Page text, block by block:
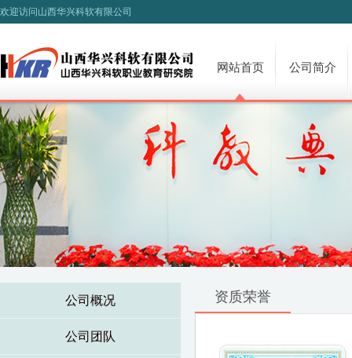
欢迎访问山西华兴科软有限公司
网站首页 公司简介
公司概况
公司团队
资质荣誉